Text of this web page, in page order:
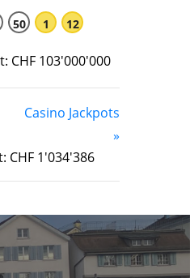
50 1 12
CHF 103'000'000
Casino Jackpots
»
CHF 1'034'386